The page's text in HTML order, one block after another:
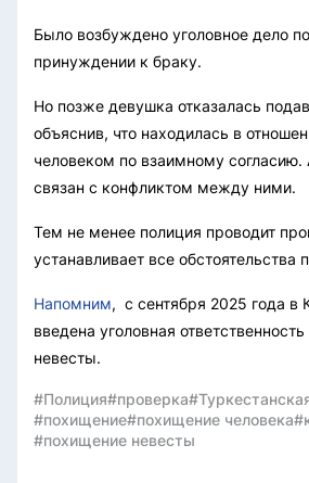
Было возбуждено уголовное дело
принуждении к браку.
Но позже девушка отказалась
объяснив, что находилась в
человеком по взаимному согласию.
связан с конфликтом между ними.
Тем не менее полиция проводит
устанавливает все обстоятельства
Напомним, с сентября 2025 года в
введена уголовная
невесты.
#Полиция#проверка
#похищение#похищение человека
#похищение невесты